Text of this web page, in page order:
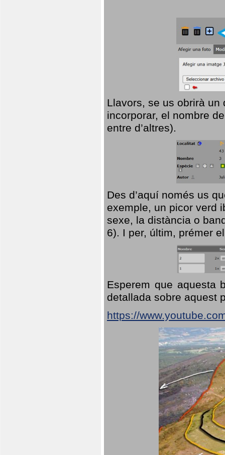
Llavors, se us obrirà
incorporar, el nombre
entre d’altres).
Des d’aquí només us
exemple, un picor verd
sexe, la distància o
6). I per, últim, prémer
Esperem que aquesta
detallada sobre aquest
https://